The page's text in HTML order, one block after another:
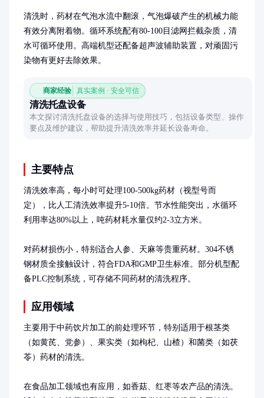
清洗时，药材在气泡水流中翻滚，气泡爆破产生的机械力能
有效分离附着物。循环系统配有80-100目滤网拦截杂质，清
水可循环使用。高端机型还配备超声波辅助装置，对顽固污
染物有更好去除效果。
商家经验 真实案例 · 安全可信
清洗托盘设备
本文探讨清洗托盘设备的选择与使用技巧，包括设备类型、操作
要点及维护建议，帮助提升清洗效率并延长设备寿命。
主要特点
清洗效率高，每小时可处理100-500kg药材（视型号而
定），比人工清洗效率提升5-10倍。节水性能突出，水循环
利用率达80%以上，吨药材耗水量仅约2-3立方米。
对药材损伤小，特别适合人参、天麻等贵重药材。304不锈
钢材质全接触设计，符合FDA和GMP卫生标准。部分机型配
备PLC控制系统，可存储不同药材的清洗程序。
应用领域
主要用于中药饮片加工的前处理环节，特别适用于根茎类
（如黄芪、党参）、果实类（如枸杞、山楂）和菌类（如茯
苓）药材的清洗。
在食品加工领域也有应用，如香菇、红枣等农产品的清洗。